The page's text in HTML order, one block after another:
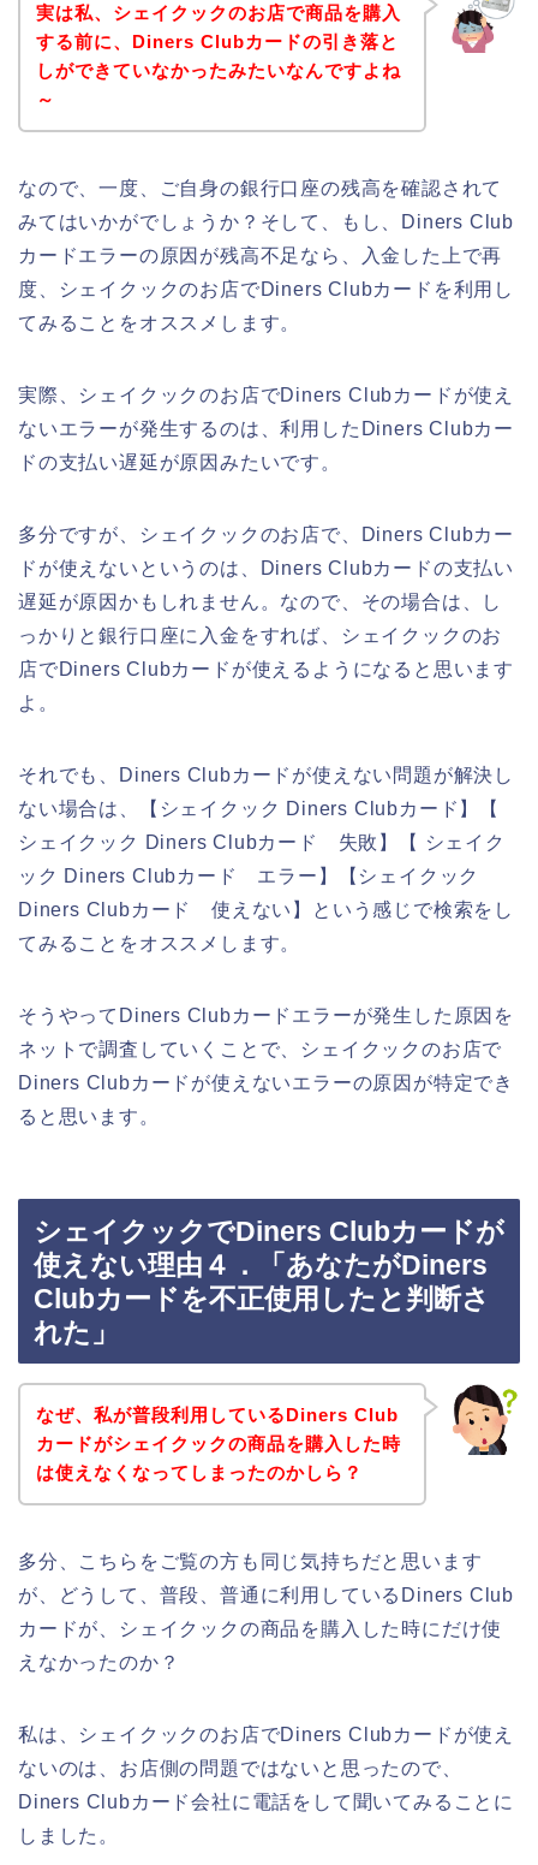
実は私、シェイクックのお店で商品を購入
する前に、Diners Clubカードの引き落と
しができていなかったみたいなんですよね
～
なので、一度、ご自身の銀行口座の残高を確認されて
みてはいかがでしょうか？そして、もし、Diners Club
カードエラーの原因が残高不足なら、入金した上で再
度、シェイクックのお店でDiners Clubカードを利用し
てみることをオススメします。
実際、シェイクックのお店でDiners Clubカードが使え
ないエラーが発生するのは、利用したDiners Clubカー
ドの支払い遅延が原因みたいです。
多分ですが、シェイクックのお店で、Diners Clubカー
ドが使えないというのは、Diners Clubカードの支払い
遅延が原因かもしれません。なので、その場合は、し
っかりと銀行口座に入金をすれば、シェイクックのお
店でDiners Clubカードが使えるようになると思います
よ。
それでも、Diners Clubカードが使えない問題が解決し
ない場合は、【シェイクック Diners Clubカード】【
シェイクック Diners Clubカード 失敗】【 シェイク
ック Diners Clubカード エラー】【シェイクック
Diners Clubカード 使えない】という感じで検索をし
てみることをオススメします。
そうやってDiners Clubカードエラーが発生した原因を
ネットで調査していくことで、シェイクックのお店で
Diners Clubカードが使えないエラーの原因が特定でき
ると思います。
シェイクックでDiners Clubカードが
使えない理由４．「あなたがDiners
Clubカードを不正使用したと判断さ
れた」
なぜ、私が普段利用しているDiners Club
カードがシェイクックの商品を購入した時
は使えなくなってしまったのかしら？
多分、こちらをご覧の方も同じ気持ちだと思います
が、どうして、普段、普通に利用しているDiners Club
カードが、シェイクックの商品を購入した時にだけ使
えなかったのか？
私は、シェイクックのお店でDiners Clubカードが使え
ないのは、お店側の問題ではないと思ったので、
Diners Clubカード会社に電話をして聞いてみることに
しました。